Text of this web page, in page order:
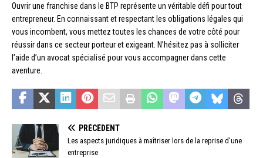
Ouvrir une franchise dans le BTP représente un véritable défi pour tout
entrepreneur. En connaissant et respectant les obligations légales qui
vous incombent, vous mettez toutes les chances de votre côté pour
réussir dans ce secteur porteur et exigeant. N’hésitez pas à solliciter
l’aide d’un avocat spécialisé pour vous accompagner dans cette
aventure.
PRÉCÉDENT
Les aspects juridiques à maîtriser lors de la reprise d’une
entreprise